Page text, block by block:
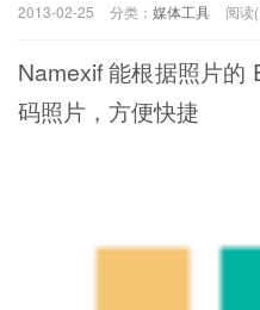
2013-02-25 分类： 媒体工具 阅读
Namexif 能根据照片的
码照片，方便快捷